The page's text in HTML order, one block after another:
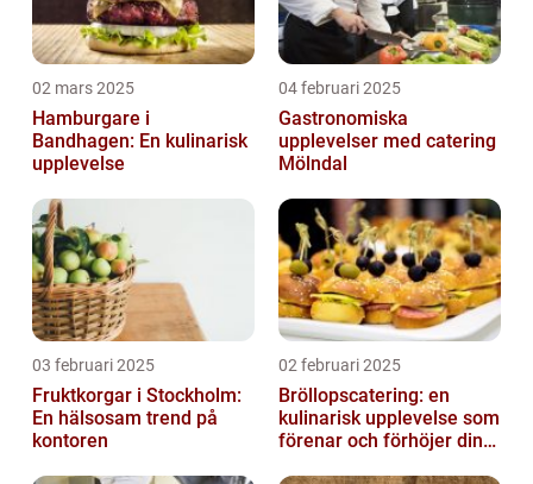
02 mars 2025
Hamburgare i
Bandhagen: En kulinarisk
upplevelse
04 februari 2025
Gastronomiska
upplevelser med catering
Mölndal
03 februari 2025
Fruktkorgar i Stockholm:
En hälsosam trend på
kontoren
02 februari 2025
Bröllopscatering: en
kulinarisk upplevelse som
förenar och förhöjer din